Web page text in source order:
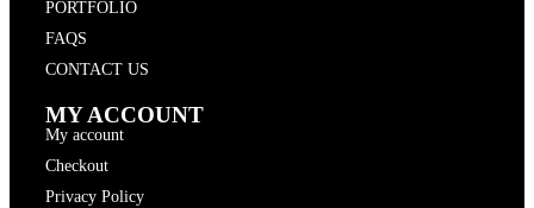
PORTFOLIO
FAQS
CONTACT US
MY ACCOUNT
My account
Checkout
Privacy Policy